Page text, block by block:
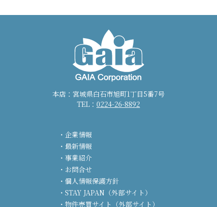
本店：宮城県白石市旭町1丁目5番7号
TEL： 0224-26-8892
企業情報
最新情報
事業紹介
お問合せ
個人情報保護方針
STAY JAPAN（外部サイト）
物件売買サイト（外部サイト）